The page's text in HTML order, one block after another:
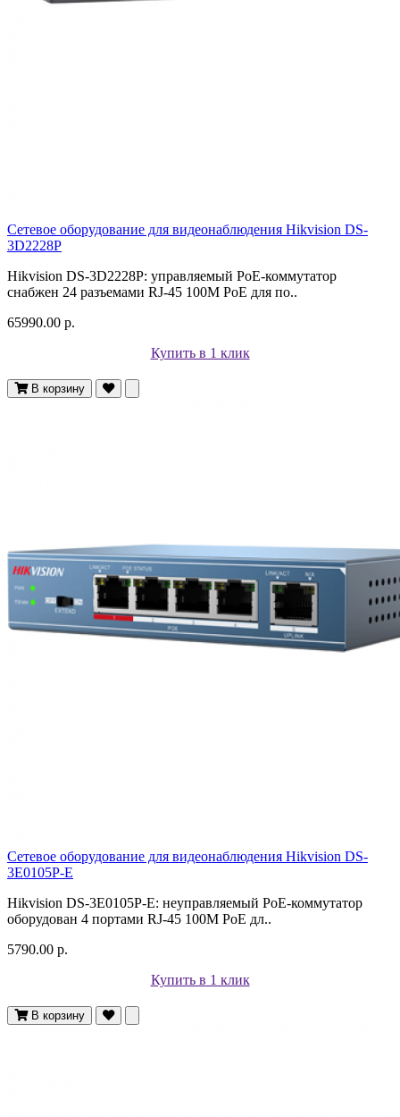
Сетевое оборудование для видеонаблюдения Hikvision DS-
3D2228P
Hikvision DS-3D2228P: управляемый PoE-коммутатор
снабжен 24 разъемами RJ-45 100M PoE для по..
65990.00 р.
Купить в 1 клик
В корзину
Сетевое оборудование для видеонаблюдения Hikvision DS-
3E0105P-E
Hikvision DS-3E0105P-E: неуправляемый PoE-коммутатор
оборудован 4 портами RJ-45 100M PoE дл..
5790.00 р.
Купить в 1 клик
В корзину